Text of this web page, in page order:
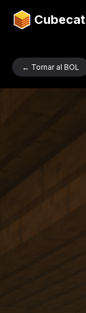
Cubecat
← Tornar al BOL